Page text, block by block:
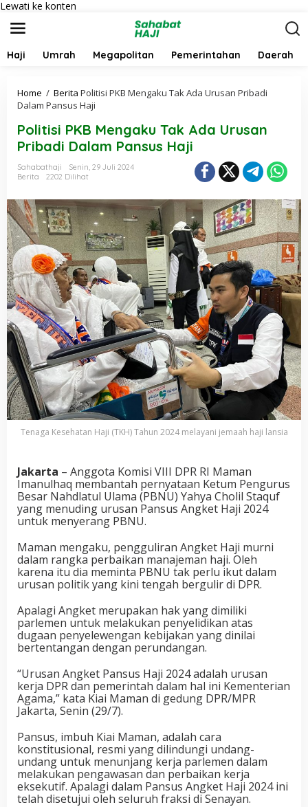
Lewati ke konten
Haji Umrah Megapolitan Pemerintahan Daerah
Home / Berita Politisi PKB Mengaku Tak Ada Urusan Pribadi
Dalam Pansus Haji
Politisi PKB Mengaku Tak Ada Urusan
Pribadi Dalam Pansus Haji
Sahabathaji
Senin, 29 Juli 2024
Berita
2202 Dilihat
Tenaga Kesehatan Haji (TKH) Tahun 2024 melayani jemaah haji lansia
Jakarta – Anggota Komisi VIII DPR RI Maman
Imanulhaq membantah pernyataan Ketum Pengurus
Besar Nahdlatul Ulama (PBNU) Yahya Cholil Staquf
yang menuding urusan Pansus Angket Haji 2024
untuk menyerang PBNU.
Maman mengaku, pengguliran Angket Haji murni
dalam rangka perbaikan manajeman haji. Oleh
karena itu dia meminta PBNU tak perlu ikut dalam
urusan politik yang kini tengah bergulir di DPR.
Apalagi Angket merupakan hak yang dimiliki
parlemen untuk melakukan penyelidikan atas
dugaan penyelewengan kebijakan yang dinilai
bertentangan dengan perundangan.
“Urusan Angket Pansus Haji 2024 adalah urusan
kerja DPR dan pemerintah dalam hal ini Kementerian
Agama,” kata Kiai Maman di gedung DPR/MPR
Jakarta, Senin (29/7).
Pansus, imbuh Kiai Maman, adalah cara
konstitusional, resmi yang dilindungi undang-
undang untuk menunjang kerja parlemen dalam
melakukan pengawasan dan perbaikan kerja
eksekutif. Apalagi dalam Pansus Angket Haji 2024 ini
telah disetujui oleh seluruh fraksi di Senayan.